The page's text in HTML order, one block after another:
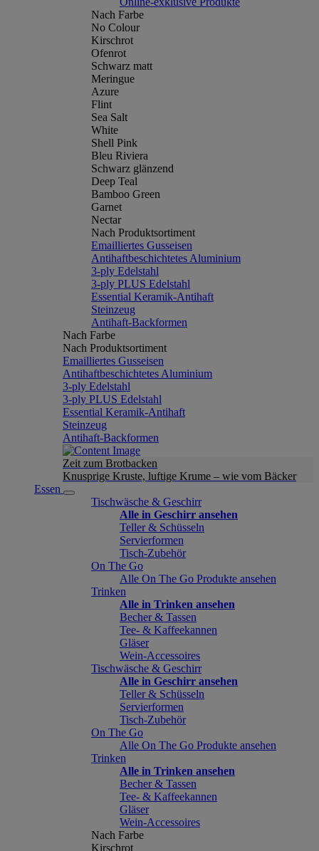
Nach Farbe
No Colour
Kirschrot
Ofenrot
Schwarz matt
Meringue
Azure
Flint
Sea Salt
White
Shell Pink
Bleu Riviera
Schwarz glänzend
Deep Teal
Bamboo Green
Garnet
Nectar
Nach Produktsortiment
Emailliertes Gusseisen
Antihaftbeschichtetes Aluminium
3-ply Edelstahl
3-ply PLUS Edelstahl
Essential Keramik-Antihaft
Steinzeug
Antihaft-Backformen
Nach Farbe
Nach Produktsortiment
Emailliertes Gusseisen
Antihaftbeschichtetes Aluminium
3-ply Edelstahl
3-ply PLUS Edelstahl
Essential Keramik-Antihaft
Steinzeug
Antihaft-Backformen
Zeit zum Brotbacken
Knusprige Kruste, luftige Krume – wie vom Bäcker
Essen
Tischwäsche & Geschirr
Alle in Geschirr ansehen
Teller & Schüsseln
Servierformen
Tisch-Zubehör
On The Go
Alle On The Go Produkte ansehen
Trinken
Alle in Trinken ansehen
Becher & Tassen
Tee- & Kaffeekannen
Gläser
Wein-Accessoires
Tischwäsche & Geschirr
Alle in Geschirr ansehen
Teller & Schüsseln
Servierformen
Tisch-Zubehör
On The Go
Alle On The Go Produkte ansehen
Trinken
Alle in Trinken ansehen
Becher & Tassen
Tee- & Kaffeekannen
Gläser
Wein-Accessoires
Nach Farbe
Kirschrot